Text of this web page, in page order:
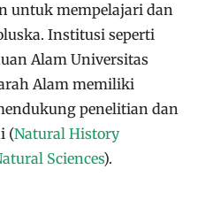
untuk mempelajari dan
Institusi seperti
Alam Universitas
Alam memiliki
penelitian dan
(Natural History
Sciences)​.